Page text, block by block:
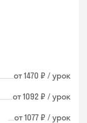
от 1470 ₽ / урок
от 1092 ₽ / урок
от 1077 ₽ / урок